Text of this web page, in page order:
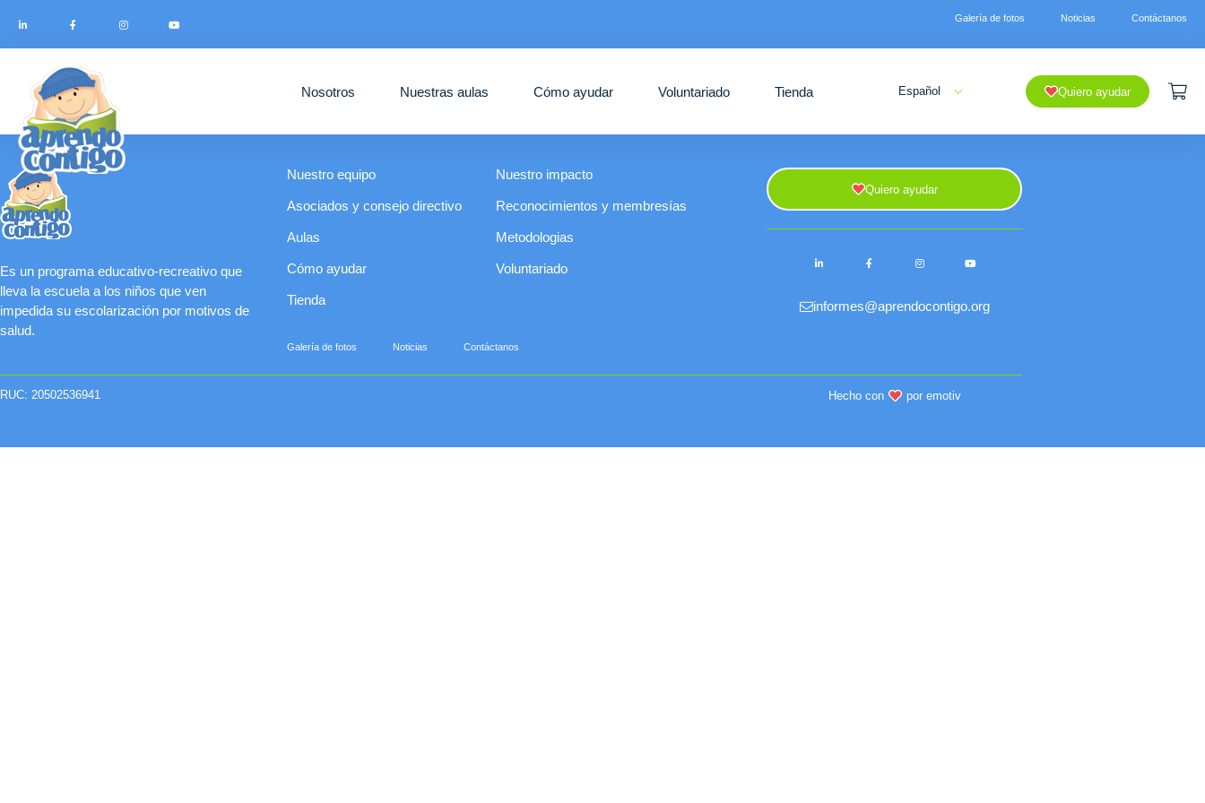
Galería de fotos Noticias Contáctanos
Nosotros Nuestras aulas Cómo ayudar Voluntariado Tienda Español Quiero ayudar
Es un programa educativo-recreativo que
lleva la escuela a los niños que ven
impedida su escolarización por motivos de
salud.
Nuestro equipo Nuestro impacto
Asociados y consejo directivo Reconocimientos y membresías
Aulas Metodologias
Cómo ayudar Voluntariado
Tienda
Galería de fotos Noticias Contáctanos
Quiero ayudar
informes@aprendocontigo.org
RUC: 20502536941 Hecho con por emotiv